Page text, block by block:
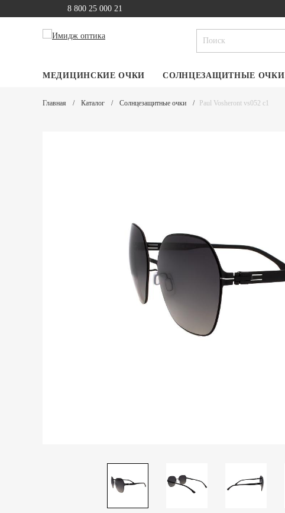
8 800 25 000 21
МЕДИЦИНСКИЕ ОЧКИ СОЛНЦЕЗАЩИТНЫЕ ОЧКИ
Главная Каталог Солнцезащитные очки Paul Vosheront vs052 c1